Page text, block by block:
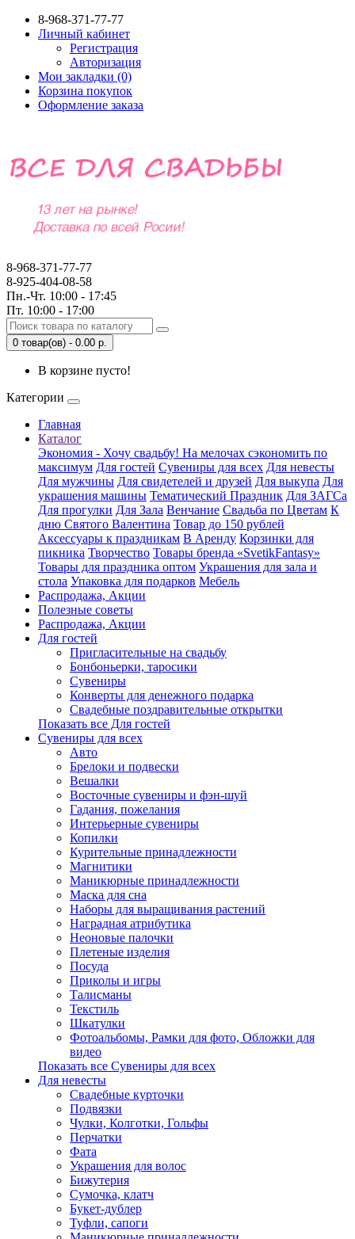
8-968-371-77-77
Личный кабинет
Регистрация
Авторизация
Мои закладки (0)
Корзина покупок
Оформление заказа
8-968-371-77-77
8-925-404-08-58
Пн.-Чт. 10:00 - 17:45
Пт. 10:00 - 17:00
0 товар(ов) - 0.00 р.
В корзине пусто!
Категории
Главная
Каталог
Экономия - Хочу свадьбу! На мелочах сэкономить по
максимум Для гостей Сувениры для всех Для невесты
Для мужчины Для свидетелей и друзей Для выкупа Для
украшения машины Тематический Праздник Для ЗАГСа
Для прогулки Для Зала Венчание Свадьба по Цветам К
дню Святого Валентина Товар до 150 рублей
Аксессуары к праздникам В Аренду Корзинки для
пикника Творчество Товары бренда «SvetikFantasy»
Товары для праздника оптом Украшения для зала и
стола Упаковка для подарков Мебель
Распродажа, Акции
Полезные советы
Распродажа, Акции
Для гостей
Пригласительные на свадьбу
Бонбоньерки, таросики
Сувениры
Конверты для денежного подарка
Свадебные поздравительные открытки
Показать все Для гостей
Сувениры для всех
Авто
Брелоки и подвески
Вешалки
Восточные сувениры и фэн-шуй
Гадания, пожелания
Интерьерные сувениры
Копилки
Курительные принадлежности
Магнитики
Маникюрные принадлежности
Маска для сна
Наборы для выращивания растений
Наградная атрибутика
Неоновые палочки
Плетеные изделия
Посуда
Приколы и игры
Талисманы
Текстиль
Шкатулки
Фотоальбомы, Рамки для фото, Обложки для
видео
Показать все Сувениры для всех
Для невесты
Свадебные курточки
Подвязки
Чулки, Колготки, Гольфы
Перчатки
Фата
Украшения для волос
Бижутерия
Сумочка, клатч
Букет-дублер
Туфли, сапоги